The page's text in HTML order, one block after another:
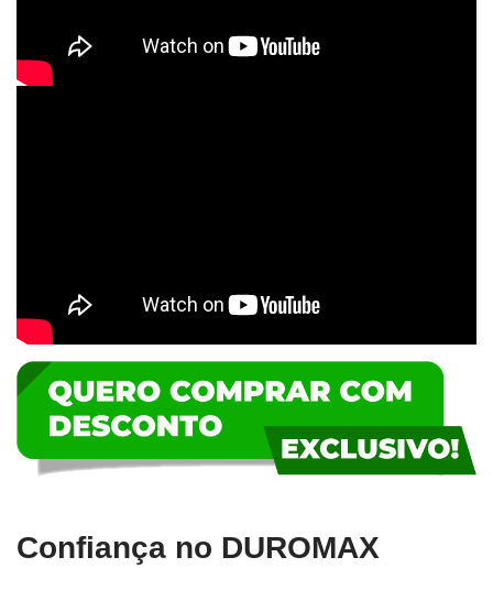
Confiança no DUROMAX